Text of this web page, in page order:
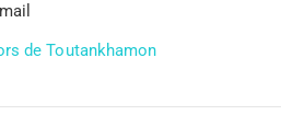
de Toutankhamon